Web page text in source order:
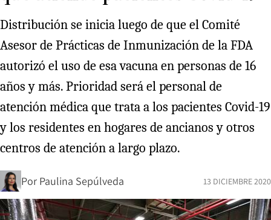
Distribución se inicia luego de que el Comité
Asesor de Prácticas de Inmunización de la FDA
autorizó el uso de esa vacuna en personas de 16
años y más. Prioridad será el personal de
atención médica que trata a los pacientes Covid-19
y los residentes en hogares de ancianos y otros
centros de atención a largo plazo.
Por Paulina Sepúlveda 13 DICIEMBRE 2020